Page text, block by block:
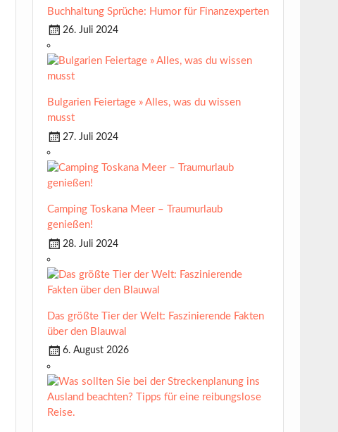
Buchhaltung Sprüche: Humor für Finanzexperten
26. Juli 2024
Bulgarien Feiertage » Alles, was du wissen
musst
27. Juli 2024
Camping Toskana Meer – Traumurlaub
genießen!
28. Juli 2024
Das größte Tier der Welt: Faszinierende Fakten
über den Blauwal
6. August 2026